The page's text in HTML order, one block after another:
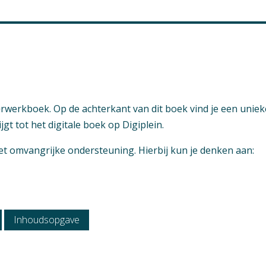
Travel & Hospitality
dienstverlening
Op de achterkant van dit boek vind je een
tot het digitale boek op Digiplein.
omvangrijke ondersteuning. Hierbij kun je denken aan:
Inhoudsopgave